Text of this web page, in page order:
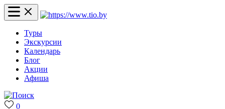
Туры
Экскурсии
Календарь
Блог
Акции
Афиша
0